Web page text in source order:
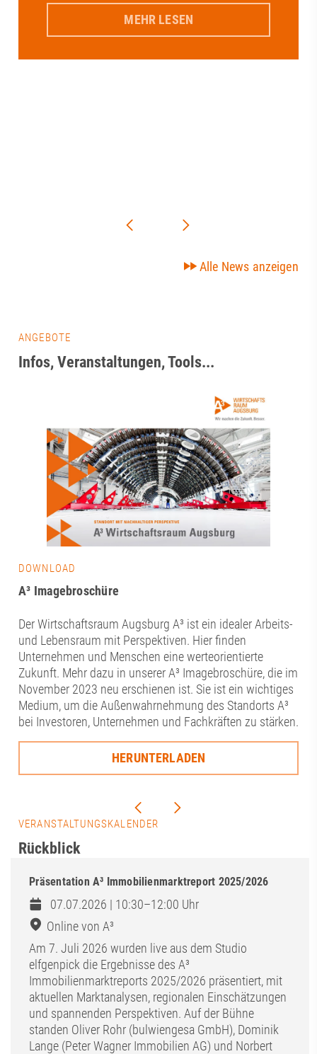
MEHR LESEN
Alle News anzeigen
ANGEBOTE
Infos, Veranstaltungen, Tools...
DOWNLOAD
A³ Imagebroschüre
Der Wirtschaftsraum Augsburg A³ ist ein idealer Arbeits-
und Lebensraum mit Perspektiven. Hier finden
Unternehmen und Menschen eine werteorientierte
Zukunft. Mehr dazu in unserer A³ Imagebroschüre, die im
November 2023 neu erschienen ist. Sie ist ein wichtiges
Medium, um die Außenwahrnehmung des Standorts A³
bei Investoren, Unternehmen und Fachkräften zu stärken.
HERUNTERLADEN
VERANSTALTUNGSKALENDER
Rückblick
Präsentation A³ Immobilienmarktreport 2025/2026
07.07.2026 | 10:30–12:00 Uhr
Online von A³
Am 7. Juli 2026 wurden live aus dem Studio
elfgenpick die Ergebnisse des A³
Immobilienmarktreports 2025/2026 präsentiert, mit
aktuellen Marktanalysen, regionalen Einschätzungen
und spannenden Perspektiven. Auf der Bühne
standen Oliver Rohr (bulwiengesa GmbH), Dominik
Lange (Peter Wagner Immobilien AG) und Norbert